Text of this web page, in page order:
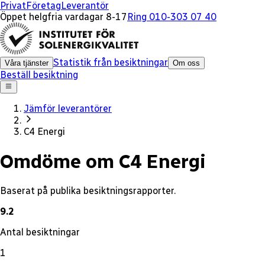
PrivatFöretagLeverantör
Öppet helgfria vardagar 8-17 Ring 010-303 07 40
Våra tjänster Statistik från besiktningar Om oss
Beställ besiktning
Jämför leverantörer
C4 Energi
Omdöme om C4 Energi
Baserat på publika besiktningsrapporter.
9.2
x
Antal besiktningar
1